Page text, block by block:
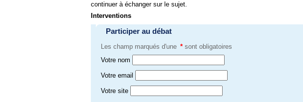
continuer à échanger sur le sujet.
Interventions
Participer au débat
Les champ marqués d'une * sont obligatoires
Votre nom
Votre email
Votre site